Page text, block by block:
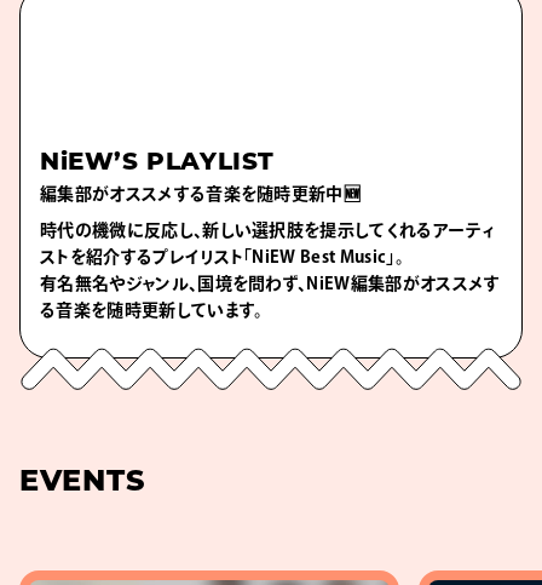
NiEW’S PLAYLIST
編集部がオススメする音楽を随時更新中🆕
時代の機微に反応し、新しい選択肢を提示してくれるアーティ
ストを紹介するプレイリスト「NiEW Best Music」。
有名無名やジャンル、国境を問わず、NiEW編集部がオススメす
る音楽を随時更新しています。
EVENTS